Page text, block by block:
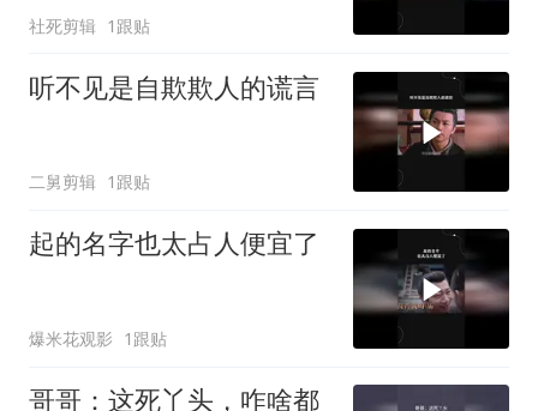
社死剪辑 1跟贴
听不见是自欺欺人的谎言
二舅剪辑 1跟贴
起的名字也太占人便宜了
爆米花观影 1跟贴
哥哥：这死丫头，咋啥都